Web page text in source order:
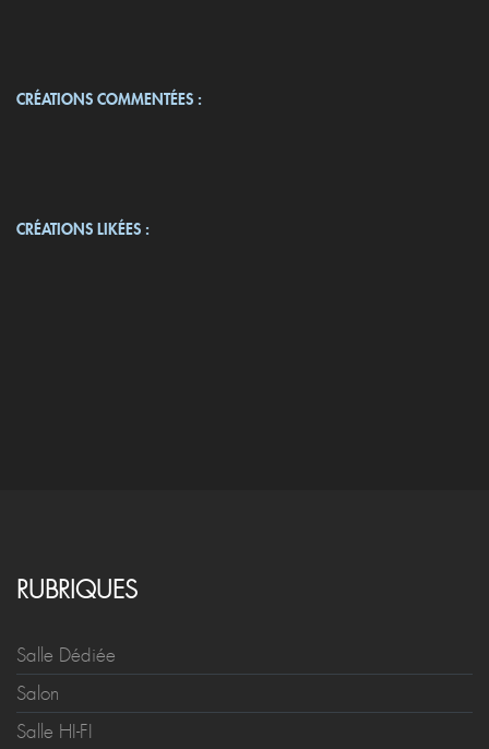
CRÉATIONS COMMENTÉES :
CRÉATIONS LIKÉES :
RUBRIQUES
Salle Dédiée
Salon
Salle HI-FI